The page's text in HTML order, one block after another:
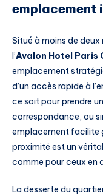
emplacement
Situé à moins de deux
l’Avalon Hotel Paris
emplacement
d’un accès rapide à
ce soit pour prendre
correspondance, ou
emplacement facilite
proximité est un
comme pour ceux en
La desserte du